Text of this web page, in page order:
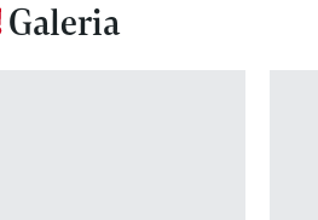
Galeria